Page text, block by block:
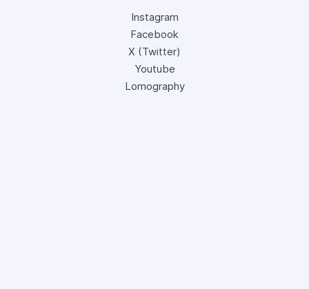
Instagram
Facebook
X (Twitter)
Youtube
Lomography